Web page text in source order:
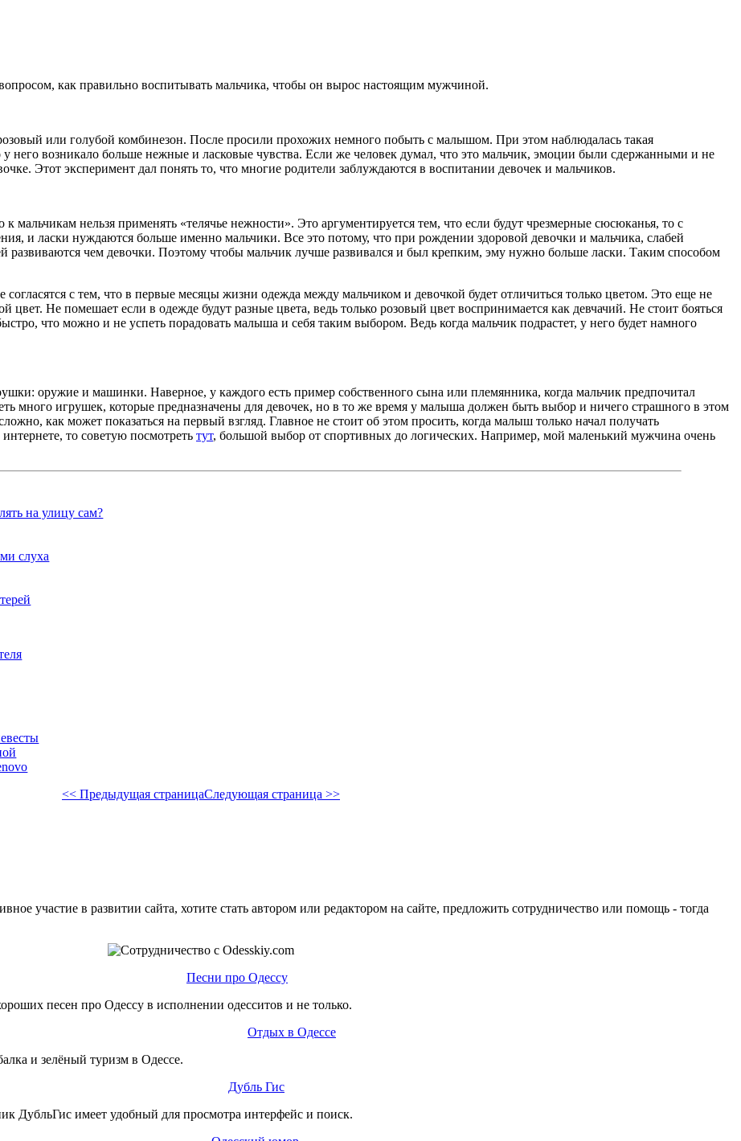
как правильно воспитывать мальчика, чтобы он вырос настоящим мужчиной.
или голубой комбинезон. После просили прохожих немного побыть с малышом. При этом наблюдалась такая
у него возникало больше нежные и ласковые чувства. Если же человек думал, что это мальчик, эмоции были сдержанными и не
Этот эксперимент дал понять то, что многие родители заблуждаются в воспитании девочек и мальчиков.
мальчикам нельзя применять «телячье нежности». Это аргументируется тем, что если будут чрезмерные сюсюканья, то с
и ласки нуждаются больше именно мальчики. Все это потому, что при рождении здоровой девочки и мальчика, слабей
развиваются чем девочки. Поэтому чтобы мальчик лучше развивался и был крепким, эму нужно больше ласки. Таким способом
с тем, что в первые месяцы жизни одежда между мальчиком и девочкой будет отличиться только цветом. Это еще не
цвет. Не помешает если в одежде будут разные цвета, ведь только розовый цвет воспринимается как девчачий. Не стоит бояться
что можно и не успеть порадовать малыша и себя таким выбором. Ведь когда мальчик подрастет, у него будет намного
оружие и машинки. Наверное, у каждого есть пример собственного сына или племянника, когда мальчик предпочитал
много игрушек, которые предназначены для девочек, но в то же время у малыша должен быть выбор и ничего страшного в этом
как может показаться на первый взгляд. Главное не стоит об этом просить, когда малыш только начал получать
то советую посмотреть тут, большой выбор от спортивных до логических. Например, мой маленький мужчина очень
на улицу сам?
слуха
<< Предыдущая страницаСледующая страница >>
участие в развитии сайта, хотите стать автором или редактором на сайте, предложить сотрудничество или помощь - тогда
Песни про Одессу
песен про Одессу в исполнении одесситов и не только.
Отдых в Одессе
и зелёный туризм в Одессе.
Дубль Гис
ДубльГис имеет удобный для просмотра интерфейс и поиск.